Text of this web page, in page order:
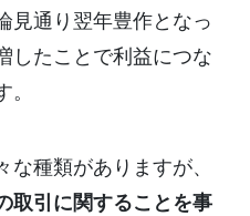
見通り翌年豊作となっ
したことで利益につな
種類がありますが、
取引に関することを事